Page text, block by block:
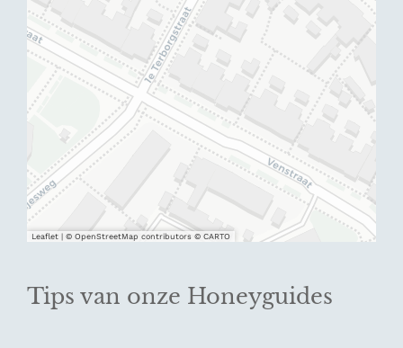
Tips van onze Honeyguides
Leaflet | © OpenStreetMap contributors © CARTO